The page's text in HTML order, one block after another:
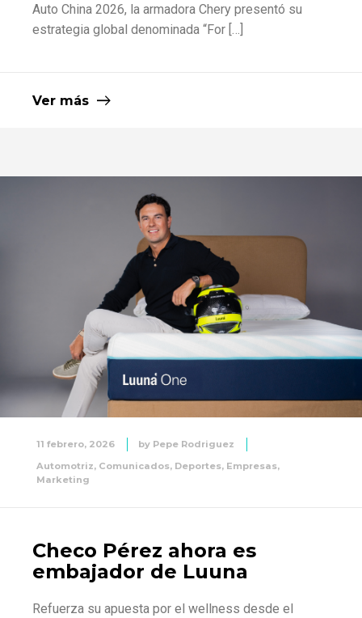
Auto China 2026, la armadora Chery presentó su
estrategia global denominada “For […]
Ver más
11 febrero, 2026 by Pepe Rodriguez
Automotriz, Comunicados, Deportes, Empresas,
Marketing
Checo Pérez ahora es
embajador de Luuna
Refuerza su apuesta por el wellness desde el